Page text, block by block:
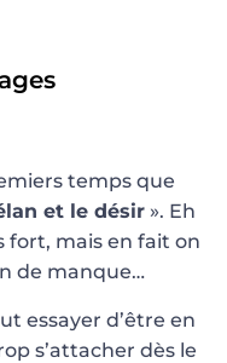
temps que
et le désir». Eh
fort, mais en fait on
de manque…
essayer d’être en
s’attacher dès le